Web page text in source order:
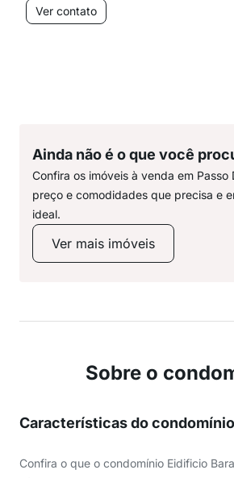
Ver contato
Ainda não é o que você
Confira os imóveis à venda em Passo
preço e comodidades que precisa e
ideal.
Ver mais imóveis
Sobre o
Características do condomínio
Confira o que o condomínio Eidificio